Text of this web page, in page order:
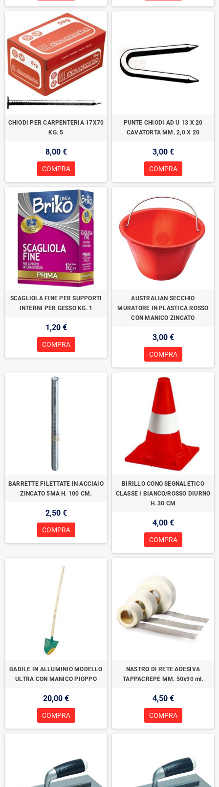
CHIODI PER CARPENTERIA 17X70
KG. 5
8,00 €
COMPRA
PUNTE CHIODI AD U 13 X 20
CAVATORTA MM. 2,0 X 20
3,00 €
COMPRA
SCAGLIOLA FINE PER SUPPORTI
INTERNI PER GESSO KG. 1
1,20 €
COMPRA
AUSTRALIAN SECCHIO
MURATORE IN PLASTICA ROSSO
CON MANICO ZINCATO
3,00 €
COMPRA
BARRETTE FILETTATE IN ACCIAIO
ZINCATO 5MA H. 100 CM.
2,50 €
COMPRA
BIRILLO CONO SEGNALETICO
CLASSE I BIANCO/ROSSO DIURNO
H. 30 CM
4,00 €
COMPRA
BADILE IN ALLUMINIO MODELLO
ULTRA CON MANICO PIOPPO
20,00 €
COMPRA
NASTRO DI RETE ADESIVA
TAPPACREPE MM. 50x90 ml.
4,50 €
COMPRA